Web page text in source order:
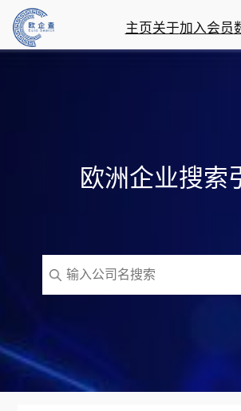
主页关于加入会员
欧洲企业搜索